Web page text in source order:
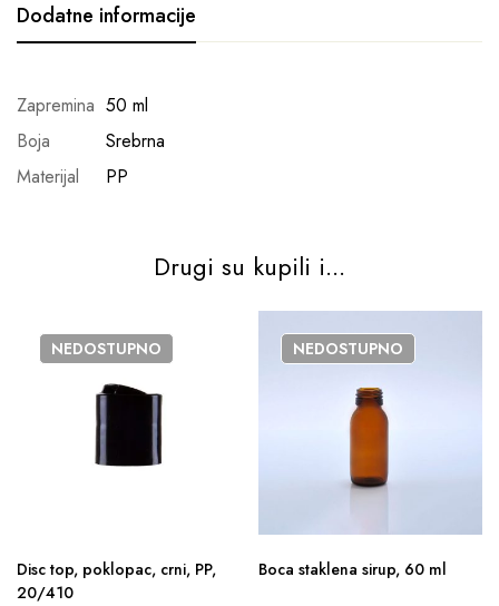
Dodatne informacije
Zapremina 50 ml
Boja
Srebrna
Materijal
PP
Drugi su kupili i...
NEDOSTUPNO
Disc top, poklopac, crni, PP,
20/410
NEDOSTUPNO
Boca staklena sirup, 60 ml